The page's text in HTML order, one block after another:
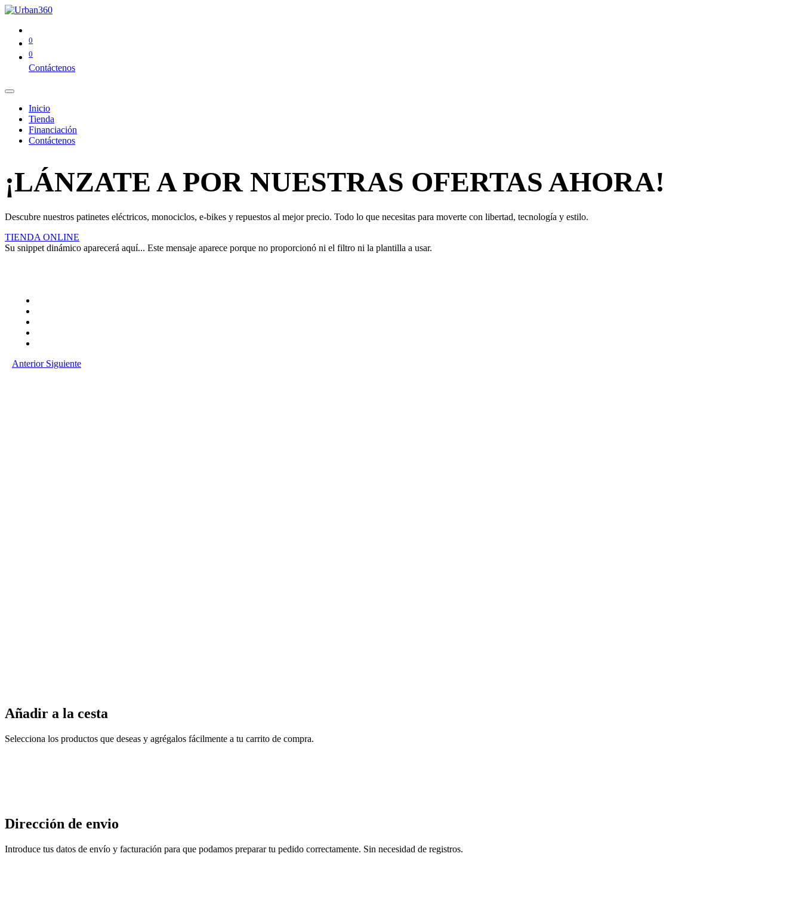
0
0
Contáctenos
Inicio
Tienda
Financiación
Contáctenos
¡LÁNZATE A POR NUESTRAS OFERTAS AHORA!
Descubre nuestros patinetes eléctricos, monociclos, e-bikes y repuestos al mejor precio. Todo lo que necesitas para moverte con libertad, tecnología y estilo.
TIENDA ONLINE
Su snippet dinámico aparecerá aquí... Este mensaje aparece porque no proporcionó ni el filtro ni la plantilla a usar.
Anterior Siguiente
Añadir a la cesta
Selecciona los productos que deseas y agrégalos fácilmente a tu carrito de compra.
Dirección de envio
Introduce tus datos de envío y facturación para que podamos preparar tu pedido correctamente. Sin necesidad de registros.